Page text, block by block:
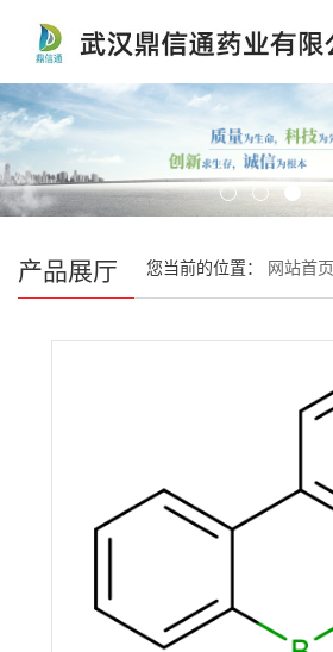
产品展厅 您当前的位置： 网站首页